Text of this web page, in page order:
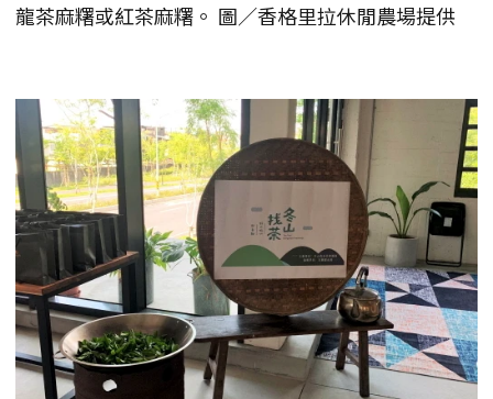
龍茶麻糬或紅茶麻糬。 圖／香格里拉休閒農場提供